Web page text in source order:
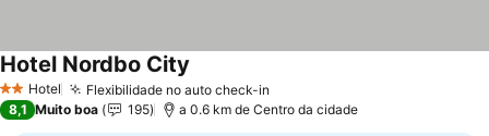
2 Estrelas
Hotel Flexibilidade no auto check-in
Hotel Nordbo City
8,1 Muito boa 195 a 0.6 km de Centro da cidade